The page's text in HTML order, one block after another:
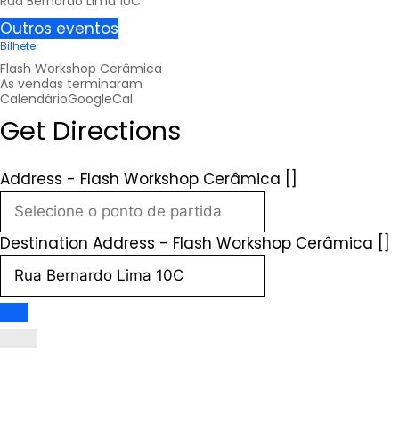
Outros eventos
Bilhete
Flash Workshop Cerâmica
As vendas terminaram
CalendárioGoogleCal
Get Directions
Address - Flash Workshop Cerâmica []
Destination Address - Flash Workshop Cerâmica []